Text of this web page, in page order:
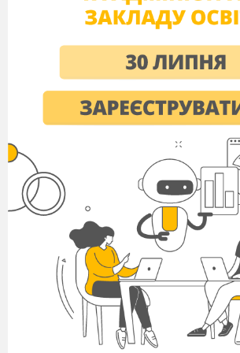
наших співвітчизників.
До слова запршуємо сільського
___________________________
На фоні мелодії №
Вірш
Війна і смерть - дві сестри, ніби
Які крокують разом вже віки...
Це - ніби чиясь невблаганна кара,
Що слід лишає на усі роки.
Війна... Ти був там? Ні? То ти
Бо ти не бачив сльози, біль і кров,
Не бачив ти, як погляд свій
Кидала смерть на юних знов і
Чи бачив ти, як проводжає мати
Свого єдиного, не воїна - дитя,
І молить Бога, щоби дочекати,
Або за нього дать своє життя?